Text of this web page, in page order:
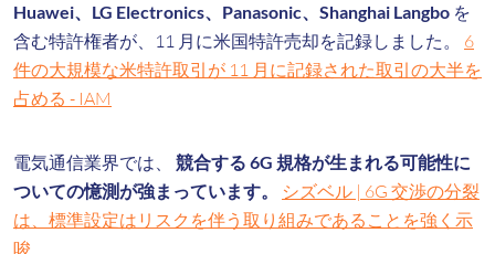
Huawei、LG Electronics、Panasonic、Shanghai Langbo を
含む特許権者が、11 月に米国特許売却を記録しました。 6
件の大規模な米特許取引が 11 月に記録された取引の大半を
占める - IAM
電気通信業界では、 競合する 6G 規格が生まれる可能性に
ついての憶測が強まっています。
シズベル | 6G 交渉の分裂
は、標準設定はリスクを伴う取り組みであることを強く示
唆